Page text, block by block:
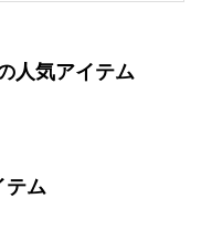
人気アイテム
テム